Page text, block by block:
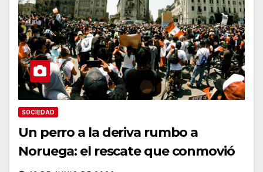
SOCIEDAD
Un perro a la deriva rumbo a
Noruega: el rescate que conmovió